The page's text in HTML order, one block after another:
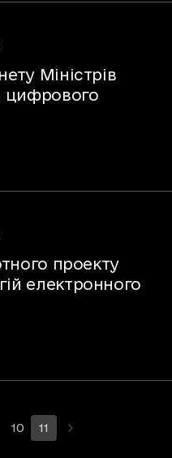
Міністрів
цифрового
проекту
електронного
сторінок
10 11